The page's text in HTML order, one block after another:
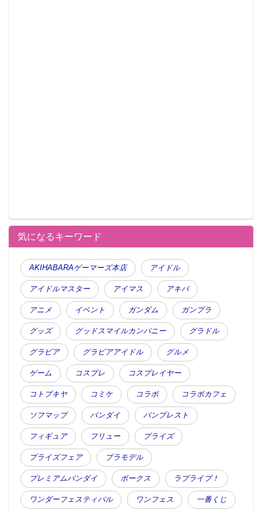
気になるキーワード
AKIHABARAゲーマーズ本店 アイドル
アイドルマスター アイマス アキバ
アニメ イベント ガンダム ガンプラ
グッズ グッドスマイルカンパニー グラドル
グラビア グラビアアイドル グルメ
ゲーム コスプレ コスプレイヤー
コトブキヤ コミケ コラボ コラボカフェ
ソフマップ バンダイ バンプレスト
フィギュア フリュー プライズ
プライズフェア プラモデル
プレミアムバンダイ ボークス ラブライブ！
ワンダーフェスティバル ワンフェス 一番くじ